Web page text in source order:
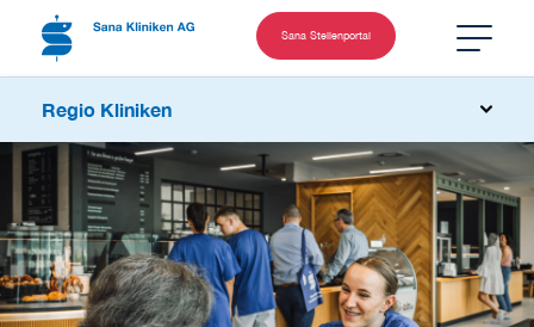
Sana Stellenportal
Regio Kliniken